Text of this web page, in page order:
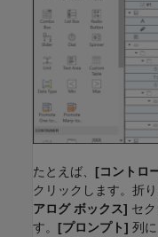
たとえば、 [コントロ
クリックします。折
アログ ボックス] セ
す。 [プロンプト] 列